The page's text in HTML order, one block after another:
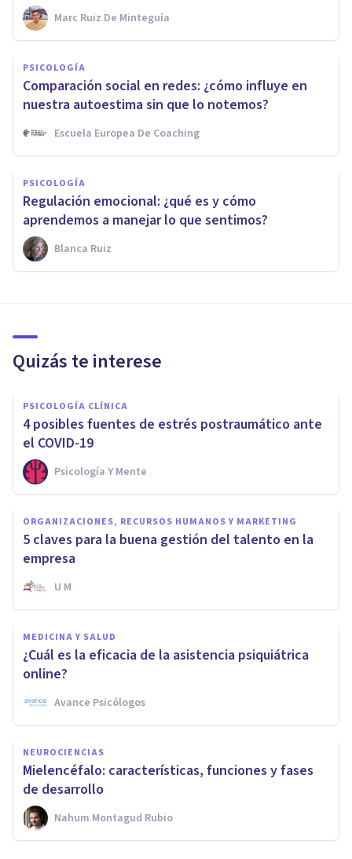
Marc Ruiz De Minteguía
PSICOLOGÍA
Comparación social en redes: ¿cómo influye en
nuestra autoestima sin que lo notemos?
Escuela Europea De Coaching
PSICOLOGÍA
Regulación emocional: ¿qué es y cómo
aprendemos a manejar lo que sentimos?
Blanca Ruiz
Quizás te interese
PSICOLOGÍA CLÍNICA
4 posibles fuentes de estrés postraumático ante
el COVID-19
Psicología Y Mente
ORGANIZACIONES, RECURSOS HUMANOS Y MARKETING
5 claves para la buena gestión del talento en la
empresa
U M
MEDICINA Y SALUD
¿Cuál es la eficacia de la asistencia psiquiátrica
online?
Avance Psicólogos
NEUROCIENCIAS
Mielencéfalo: características, funciones y fases
de desarrollo
Nahum Montagud Rubio